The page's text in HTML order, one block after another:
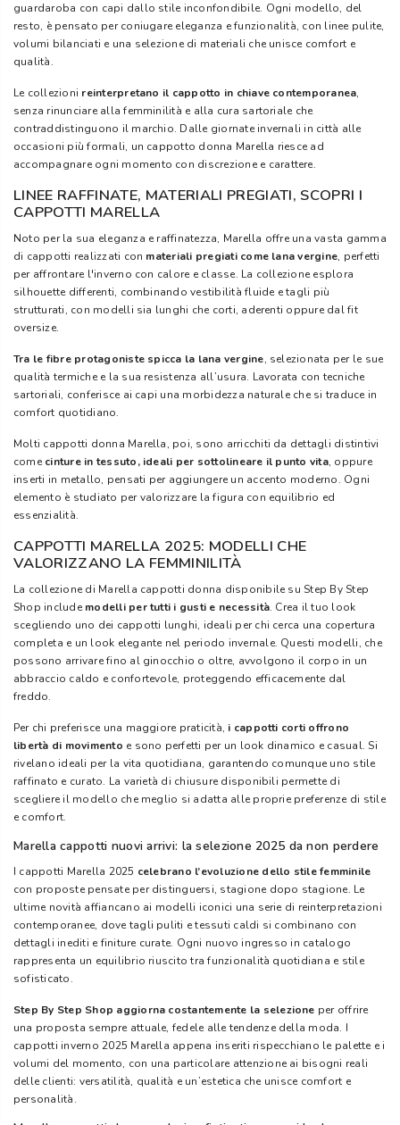
guardaroba con capi dallo stile inconfondibile. Ogni modello, del
resto, è pensato per coniugare eleganza e funzionalità, con linee pulite,
volumi bilanciati e una selezione di materiali che unisce comfort e
qualità.
Le collezioni reinterpretano il cappotto in chiave contemporanea,
senza rinunciare alla femminilità e alla cura sartoriale che
contraddistinguono il marchio. Dalle giornate invernali in città alle
occasioni più formali, un cappotto donna Marella riesce ad
accompagnare ogni momento con discrezione e carattere.
LINEE RAFFINATE, MATERIALI PREGIATI, SCOPRI I
CAPPOTTI MARELLA
Noto per la sua eleganza e raffinatezza, Marella offre una vasta gamma
di cappotti realizzati con materiali pregiati come lana vergine, perfetti
per affrontare l'inverno con calore e classe. La collezione esplora
silhouette differenti, combinando vestibilità fluide e tagli più
strutturati, con modelli sia lunghi che corti, aderenti oppure dal fit
oversize.
Tra le fibre protagoniste spicca la lana vergine, selezionata per le sue
qualità termiche e la sua resistenza all’usura. Lavorata con tecniche
sartoriali, conferisce ai capi una morbidezza naturale che si traduce in
comfort quotidiano.
Molti cappotti donna Marella, poi, sono arricchiti da dettagli distintivi
come cinture in tessuto, ideali per sottolineare il punto vita, oppure
inserti in metallo, pensati per aggiungere un accento moderno. Ogni
elemento è studiato per valorizzare la figura con equilibrio ed
essenzialità.
CAPPOTTI MARELLA 2025: MODELLI CHE
VALORIZZANO LA FEMMINILITÀ
La collezione di Marella cappotti donna disponibile su Step By Step
Shop include modelli per tutti i gusti e necessità. Crea il tuo look
scegliendo uno dei cappotti lunghi, ideali per chi cerca una copertura
completa e un look elegante nel periodo invernale. Questi modelli, che
possono arrivare fino al ginocchio o oltre, avvolgono il corpo in un
abbraccio caldo e confortevole, proteggendo efficacemente dal
freddo.
Per chi preferisce una maggiore praticità, i cappotti corti offrono
libertà di movimento e sono perfetti per un look dinamico e casual. Si
rivelano ideali per la vita quotidiana, garantendo comunque uno stile
raffinato e curato. La varietà di chiusure disponibili permette di
scegliere il modello che meglio si adatta alle proprie preferenze di stile
e comfort.
Marella cappotti nuovi arrivi: la selezione 2025 da non perdere
I cappotti Marella 2025 celebrano l’evoluzione dello stile femminile
con proposte pensate per distinguersi, stagione dopo stagione. Le
ultime novità affiancano ai modelli iconici una serie di reinterpretazioni
contemporanee, dove tagli puliti e tessuti caldi si combinano con
dettagli inediti e finiture curate. Ogni nuovo ingresso in catalogo
rappresenta un equilibrio riuscito tra funzionalità quotidiana e stile
sofisticato.
Step By Step Shop aggiorna costantemente la selezione per offrire
una proposta sempre attuale, fedele alle tendenze della moda. I
cappotti inverno 2025 Marella appena inseriti rispecchiano le palette e i
volumi del momento, con una particolare attenzione ai bisogni reali
delle clienti: versatilità, qualità e un’estetica che unisce comfort e
personalità.